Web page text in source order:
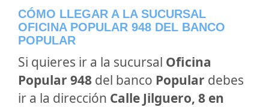
CÓMO LLEGAR A LA SUCURSAL
OFICINA POPULAR 948 DEL BANCO
POPULAR
Si quieres ir a la sucursal Oficina
Popular 948 del banco Popular debes
ir a la dirección Calle Jilguero, 8 en